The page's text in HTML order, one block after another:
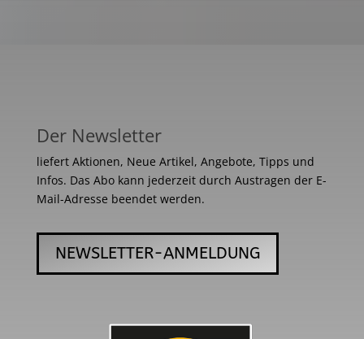
Der Newsletter
liefert Aktionen, Neue Artikel, Angebote, Tipps und
Infos. Das Abo kann jederzeit durch Austragen der E-
Mail-Adresse beendet werden.
NEWSLETTER-ANMELDUNG